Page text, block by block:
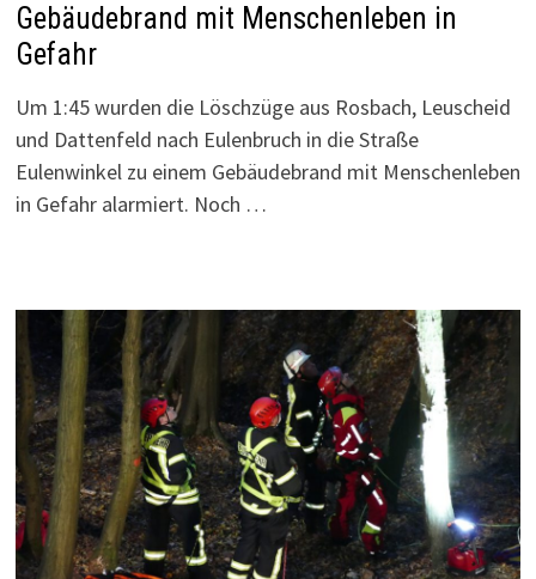
Gebäudebrand mit Menschenleben in
Gefahr
Um 1:45 wurden die Löschzüge aus Rosbach, Leuscheid
und Dattenfeld nach Eulenbruch in die Straße
Eulenwinkel zu einem Gebäudebrand mit Menschenleben
in Gefahr alarmiert. Noch …